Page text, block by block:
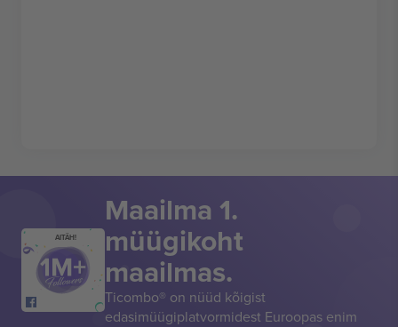
AITÄH!
Maailma 1.
müügikoht
maailmas.
Ticombo® on nüüd kõigist
edasimüügiplatvormidest Euroopas enim